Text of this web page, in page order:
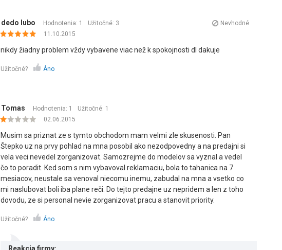
dedo lubo Hodnotenia: 1 Užitočné: 3
Nevhodné
11.10.2015
nikdy žiadny problem vždy vybavene viac než k spokojnosti dl dakuje
Užitočné? Áno
Tomas Hodnotenia: 1 Užitočné: 1
02.06.2015
Musim sa priznat ze s tymto obchodom mam velmi zle skusenosti. Pan
Štepko uz na prvy pohlad na mna posobil ako nezodpovedny a na predajni si
vela veci nevedel zorganizovat. Samozrejme do modelov sa vyznal a vedel
čo to poradit. Ked som s nim vybavoval reklamaciu, bola to tahanica na 7
mesiacov, neustale sa venoval niecomu inemu, zabudal na mna a vsetko co
mi naslubovat boli iba plane reči. Do tejto predajne uz nepridem a len z toho
dovodu, ze si personal nevie zorganizovat pracu a stanovit priority.
Užitočné? Áno